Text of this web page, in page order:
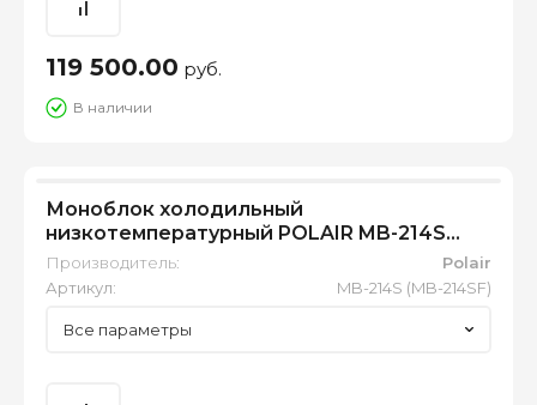
119 500.00 руб.
В наличии
Моноблок холодильный
низкотемпературный POLAIR MB-214S
(MB-214SF)
Производитель:
Polair
Артикул:
MB-214S (MB-214SF)
Все параметры